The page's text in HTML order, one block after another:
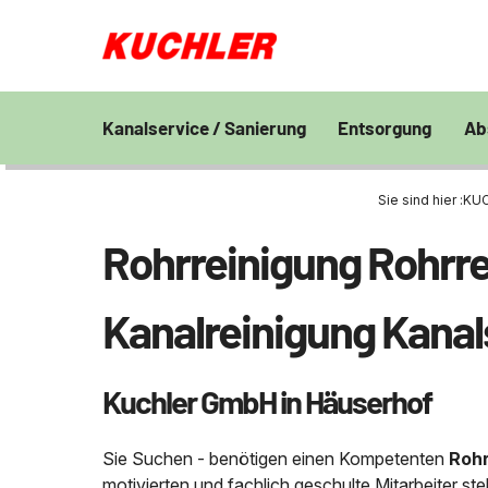
Kanalservice / Sanierung
Kanalsanierung Großprofilsanierung
Grubenentleerung
24h Notdienst
Umpumpen
Entsorgung
Entsorgung und
von Bohrschlamm
Saugwagen
Unternehmen
Stellenangebote
Kontakt
Sie sind hier :
Rohrreinigung
Kanalreinigung
Kuchler GmbH in Häuserhof
Sie Suchen - benötigen einen Kompetenten